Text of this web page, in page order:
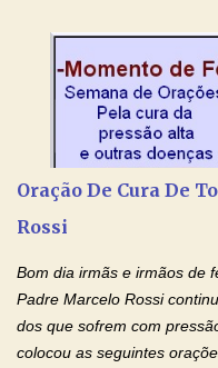
intelectualmente e
amor Ágape de Jesus e no
Fique com a paz de Jesus
Fé Oração do Estudante I
inteligente. Prova isto é o
de estudar. Mas, como o
sempre é fácil. A rotina
Oração De Cura De
Rossi
Bom dia irmãs e irmãos de
Padre Marcelo Rossi
dos que sofrem com
colocou as seguintes